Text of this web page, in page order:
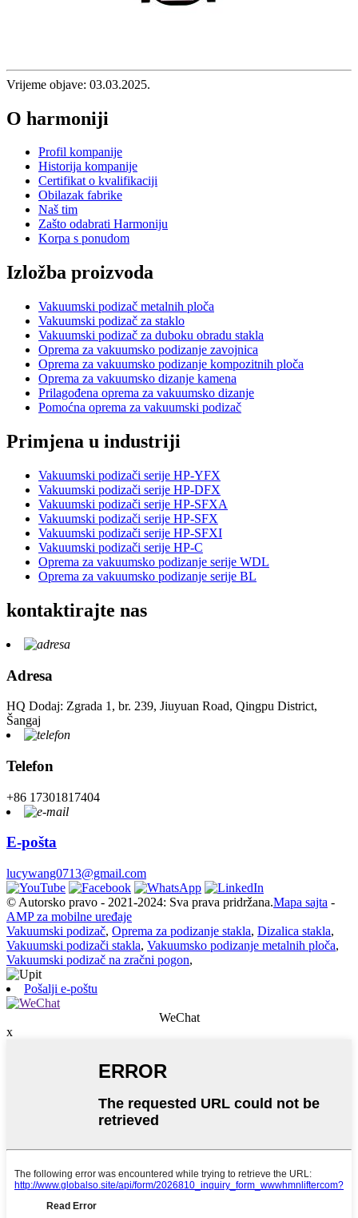
Vrijeme objave: 03.03.2025.
O harmoniji
Profil kompanije
Historija kompanije
Certifikat o kvalifikaciji
Obilazak fabrike
Naš tim
Zašto odabrati Harmoniju
Korpa s ponudom
Izložba proizvoda
Vakuumski podizač metalnih ploča
Vakuumski podizač za staklo
Vakuumski podizač za duboku obradu stakla
Oprema za vakuumsko podizanje zavojnica
Oprema za vakuumsko podizanje kompozitnih ploča
Oprema za vakuumsko dizanje kamena
Prilagođena oprema za vakuumsko dizanje
Pomoćna oprema za vakuumski podizač
Primjena u industriji
Vakuumski podizači serije HP-YFX
Vakuumski podizači serije HP-DFX
Vakuumski podizači serije HP-SFXA
Vakuumski podizači serije HP-SFX
Vakuumski podizači serije HP-SFXI
Vakuumski podizači serije HP-C
Oprema za vakuumsko podizanje serije WDL
Oprema za vakuumsko podizanje serije BL
kontaktirajte nas
Adresa
HQ Dodaj: Zgrada 1, br. 239, Jiuyuan Road, Qingpu District,
Šangaj
Telefon
+86 17301817404
E-pošta
lucywang0713@gmail.com
© Autorsko pravo - 2021-2024: Sva prava pridržana.Mapa sajta -
AMP za mobilne uređaje
Vakuumski podizač, Oprema za podizanje stakla, Dizalica stakla,
Vakuumski podizači stakla, Vakuumsko podizanje metalnih ploča,
Vakuumski podizač na zračni pogon,
Pošalji e-poštu
WeChat
x